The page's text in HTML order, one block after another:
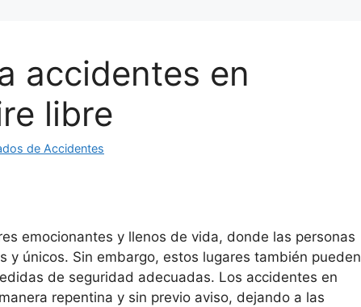
accidentes en
libre
de Accidentes
emocionantes y llenos de vida, donde las personas
y únicos. Sin embargo, estos lugares también pueden
de seguridad adecuadas. Los accidentes en
repentina y sin previo aviso, dejando a las